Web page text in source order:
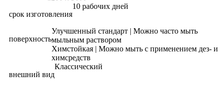
срок изготовления
10 рабочих дней
поверхность
Улучшенный стандарт | Можно часто мыть
мыльным раствором
Химстойкая | Можно мыть с применением дез- и
химсредств
внешний вид
Классический